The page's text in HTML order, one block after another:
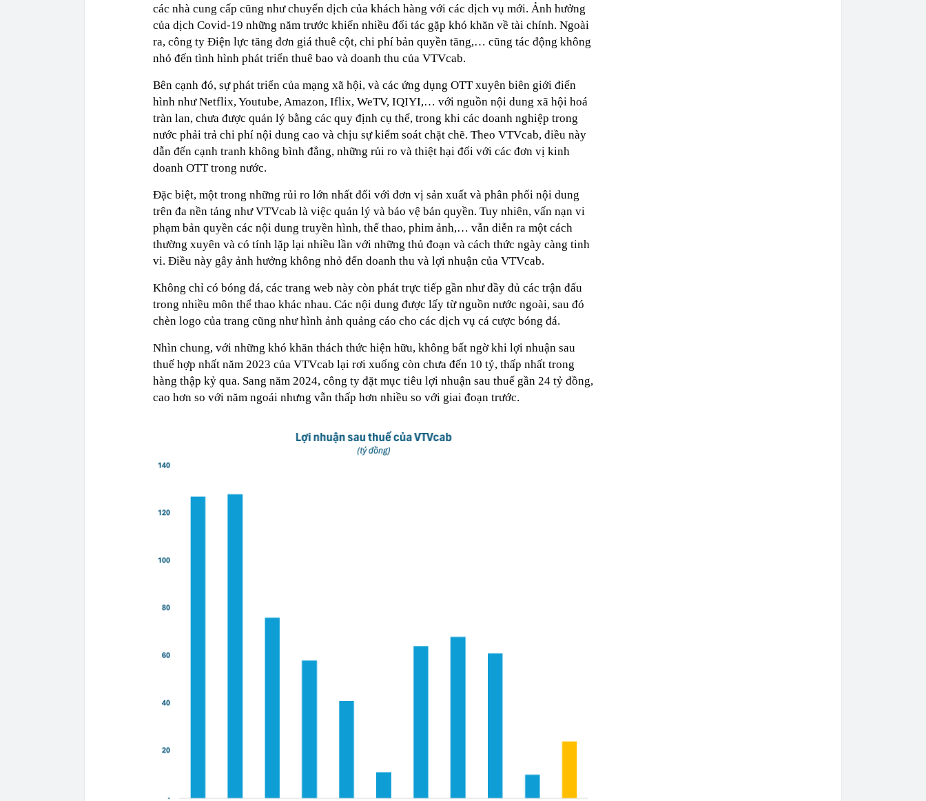
các nhà cung cấp cũng như chuyển dịch của khách hàng với các dịch vụ mới. Ảnh hưởng
của dịch Covid-19 những năm trước khiến nhiều đối tác gặp khó khăn về tài chính. Ngoài
ra, công ty Điện lực tăng đơn giá thuê cột, chi phí bản quyền tăng,… cũng tác động không
nhỏ đến tình hình phát triển thuê bao và doanh thu của VTVcab.
Bên cạnh đó, sự phát triển của mạng xã hội, và các ứng dụng OTT xuyên biên giới điển
hình như Netflix, Youtube, Amazon, Iflix, WeTV, IQIYI,… với nguồn nội dung xã hội hoá
tràn lan, chưa được quản lý bằng các quy định cụ thể, trong khi các doanh nghiệp trong
nước phải trả chi phí nội dung cao và chịu sự kiểm soát chặt chẽ. Theo VTVcab, điều này
dẫn đến cạnh tranh không bình đẳng, những rủi ro và thiệt hại đối với các đơn vị kinh
doanh OTT trong nước.
Đặc biệt, một trong những rủi ro lớn nhất đối với đơn vị sản xuất và phân phối nội dung
trên đa nền tảng như VTVcab là việc quản lý và bảo vệ bản quyền. Tuy nhiên, vấn nạn vi
phạm bản quyền các nội dung truyền hình, thể thao, phim ảnh,… vẫn diễn ra một cách
thường xuyên và có tính lặp lại nhiều lần với những thủ đoạn và cách thức ngày càng tinh
vi. Điều này gây ảnh hưởng không nhỏ đến doanh thu và lợi nhuận của VTVcab.
Không chỉ có bóng đá, các trang web này còn phát trực tiếp gần như đầy đủ các trận đấu
trong nhiều môn thể thao khác nhau. Các nội dung được lấy từ nguồn nước ngoài, sau đó
chèn logo của trang cũng như hình ảnh quảng cáo cho các dịch vụ cá cược bóng đá.
Nhìn chung, với những khó khăn thách thức hiện hữu, không bất ngờ khi lợi nhuận sau
thuế hợp nhất năm 2023 của VTVcab lại rơi xuống còn chưa đến 10 tỷ, thấp nhất trong
hàng thập kỷ qua. Sang năm 2024, công ty đặt mục tiêu lợi nhuận sau thuế gần 24 tỷ đồng,
cao hơn so với năm ngoái nhưng vẫn thấp hơn nhiều so với giai đoạn trước.